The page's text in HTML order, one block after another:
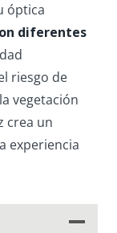
óptica
diferentes
riesgo de
vegetación
crea un
experiencia